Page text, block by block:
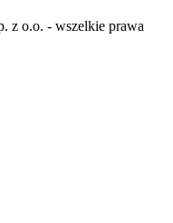
z o.o. - wszelkie prawa